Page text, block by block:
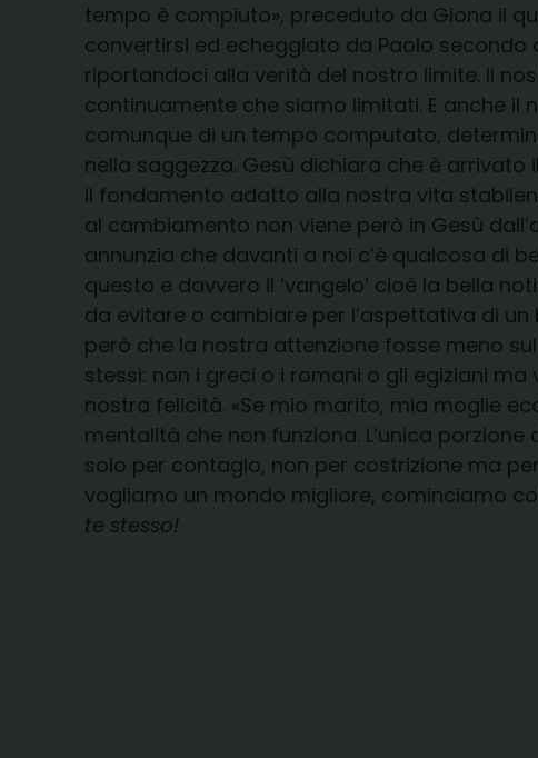
tempo è compiuto», preceduto da Giona il
convertirsi ed echeggiato da Paolo
riportandoci alla verità del nostro limite. Il
continuamente che siamo limitati. E anche il
comunque di un tempo computato,
nella saggezza. Gesù dichiara che è
il fondamento adatto alla nostra vita
al cambiamento non viene però in Gesù
annunzia che davanti a noi c’è qualcosa di
questo e davvero il ‘vangelo’ cioè la bella
da evitare o cambiare per l’aspettativa di
però che la nostra attenzione fosse meno
stessi: non i greci o i romani o gli egiziani
nostra felicità. «Se mio marito, mia moglie
mentalità che non funziona. L’unica
solo per contagio, non per costrizione ma
vogliamo un mondo migliore, cominciamo
te stesso!